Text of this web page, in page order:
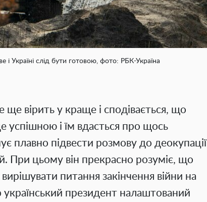
і Україні слід бути готовою, фото: РБК-Україна
ще вірить у краще і сподівається, що
успішною і їм вдасться про щось
плавно підвести розмову до деокупації
При цьому він прекрасно розуміє, що
питання закінчення війни на
український президент налаштований